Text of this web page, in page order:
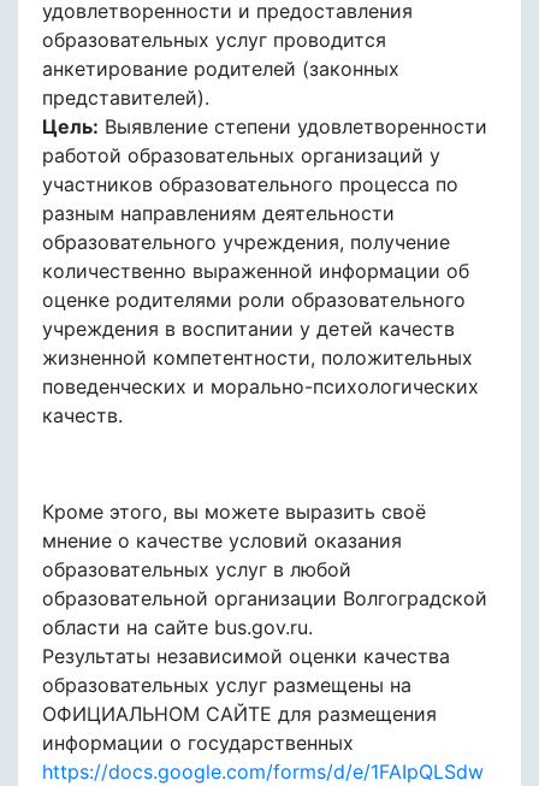
удовлетворенности и предоставления
образовательных услуг проводится
анкетирование родителей (законных
представителей).
Цель: Выявление степени удовлетворенности
работой образовательных организаций у
участников образовательного процесса по
разным направлениям деятельности
образовательного учреждения, получение
количественно выраженной информации об
оценке родителями роли образовательного
учреждения в воспитании у детей качеств
жизненной компетентности, положительных
поведенческих и морально-психологических
качеств.
Кроме этого, вы можете выразить своё
мнение о качестве условий оказания
образовательных услуг в любой
образовательной организации Волгоградской
области на сайте bus.gov.ru.
Результаты независимой оценки качества
образовательных услуг размещены на
ОФИЦИАЛЬНОМ САЙТЕ для размещения
информации о государственных
https://docs.google.com/forms/d/e/1FAIpQLSdw